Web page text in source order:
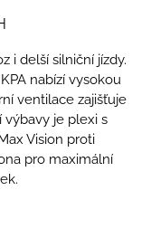
i delší silniční jízdy.
nabízí vysokou
ventilace zajišťuje
výbavy je plexi s
Vision proti
pro maximální